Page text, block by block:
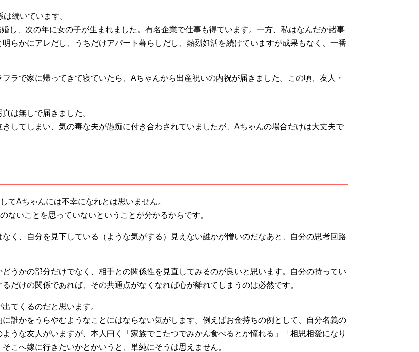
続いています。
し、次の年に女の子が生まれました。有名企業で仕事も得ています。一方、私はなんだか諸事
らかにアレだし、うちだけアパート暮らしだし、熱烈妊活を続けていますが成果もなく、一番
ラで家に帰ってきて寝ていたら、Aちゃんから出産祝いの内祝が届きました。この頃、友人・
は無しで届きました。
してしまい、気の毒な夫が愚痴に付き合わされていましたが、Aちゃんの場合だけは大丈夫で
てAちゃんには不幸になれとは思いません。
ないことを思っていないということが分かるからです。
く、自分を見下している（ような気がする）見えない誰かが憎いのだなあと、自分の思考回路
うかの部分だけでなく、相手との関係性を見直してみるのが良いと思います。自分の持ってい
だけの関係であれば、その共通点がなくなれば心が離れてしまうのは必然です。
てくるのだと思います。
誰かをうらやむようなことにはならない気がします。例えばお金持ちの例として、自分名義の
うな友人がいますが、本人曰く「家族でこたつでみかん食べるとか憧れる」「相思相愛になり
こへ嫁に行きたいかとかいうと、単純にそうは思えません。